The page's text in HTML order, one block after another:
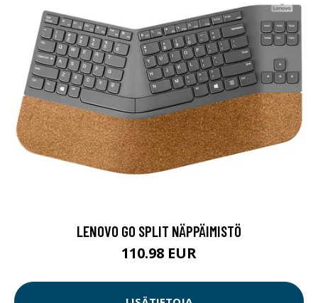
LENOVO GO SPLIT NÄPPÄIMISTÖ
110.98 EUR